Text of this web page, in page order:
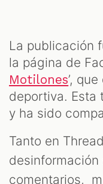
La publicación
la página de
Motilones’,
deportiva. Esta
y ha sido
Tanto en
comentarios,